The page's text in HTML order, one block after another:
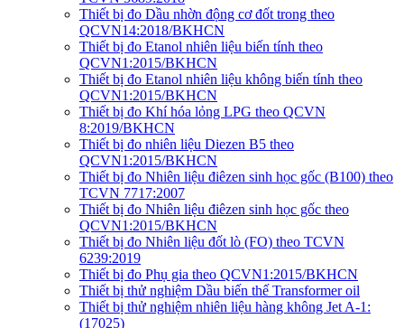
Thiết bị đo Dầu nhờn động cơ đốt trong theo
QCVN14:2018/BKHCN
Thiết bị đo Etanol nhiên liệu biến tính theo
QCVN1:2015/BKHCN
Thiết bị đo Etanol nhiên liệu không biến tính theo
QCVN1:2015/BKHCN
Thiết bị đo Khí hóa lỏng LPG theo QCVN
8:2019/BKHCN
Thiết bị đo nhiên liệu Diezen B5 theo
QCVN1:2015/BKHCN
Thiết bị đo Nhiên liệu điêzen sinh học gốc (B100) theo
TCVN 7717:2007
Thiết bị đo Nhiên liệu điêzen sinh học gốc theo
QCVN1:2015/BKHCN
Thiết bị đo Nhiên liệu đốt lò (FO) theo TCVN
6239:2019
Thiết bị đo Phụ gia theo QCVN1:2015/BKHCN
Thiết bị thử nghiệm Dầu biến thế Transformer oil
Thiết bị thử nghiệm nhiên liệu hàng không Jet A-1:
(17025)